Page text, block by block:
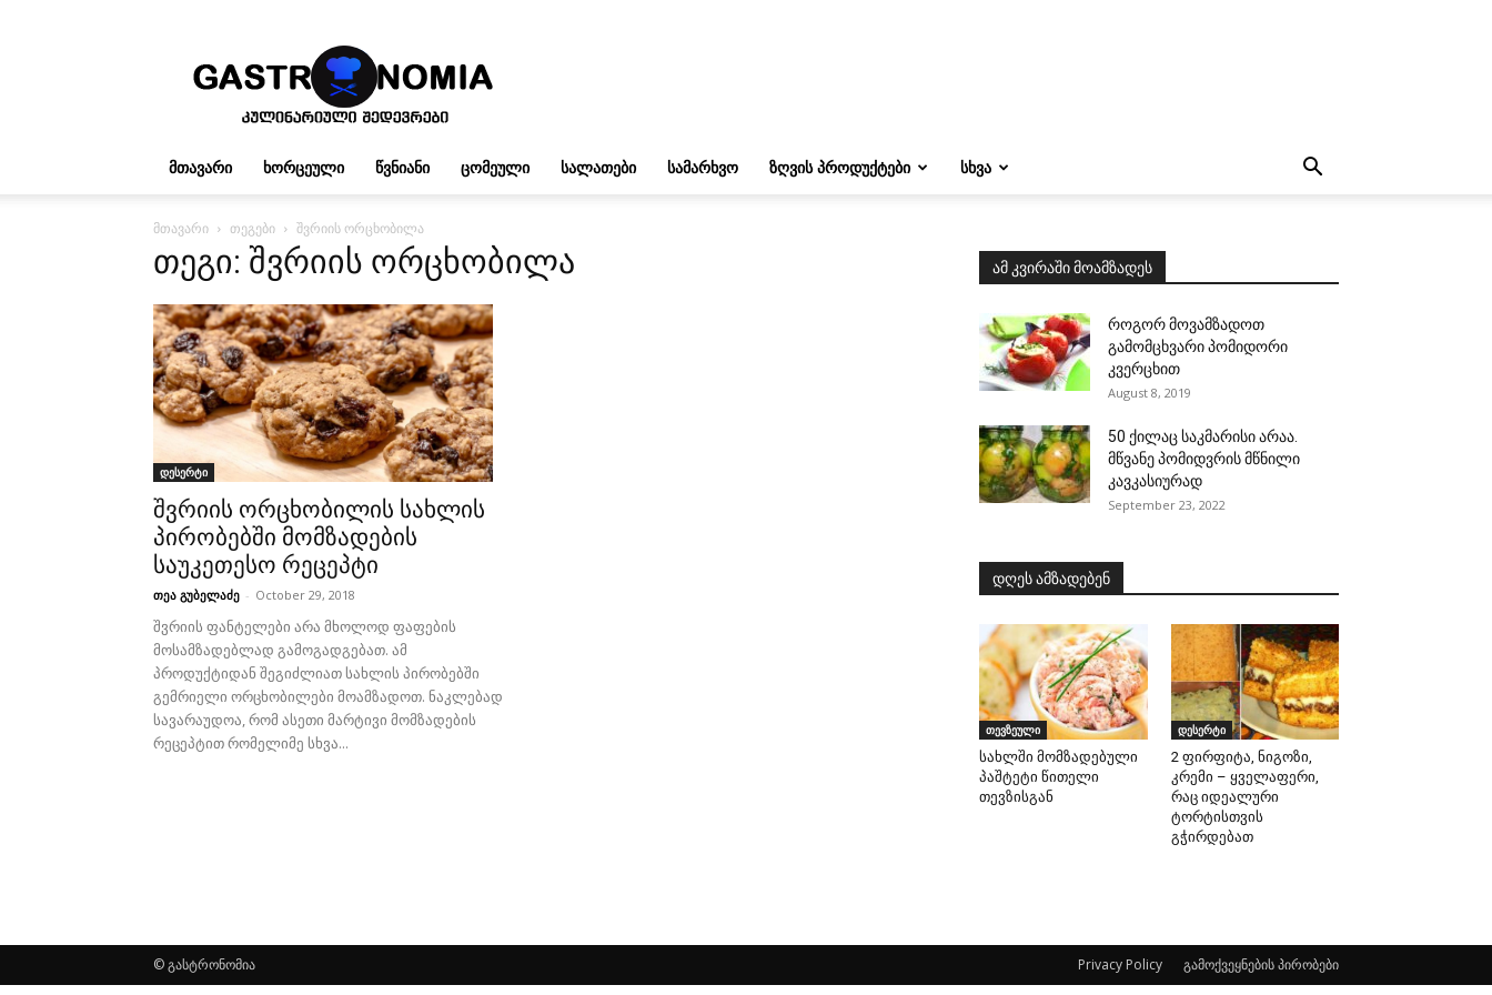
გასტრონომია
ᲛᲗᲐᲕᲐᲠᲘ ᲮᲝᲠᲪᲔᲣᲚᲘ ᲬᲕᲜᲘᲐᲜᲘ ᲪᲝᲛᲔᲣᲚᲘ ᲡᲐᲚᲐᲗᲔᲑᲘ ᲡᲐᲛᲐᲠᲮᲕᲝ ᲖᲦᲕᲘᲡ ᲞᲠᲝᲓᲣᲥᲢᲔᲑᲘ ᲡᲮᲕᲐ
მთავარი თეგები შვრიის ორცხობილა
თეგი: შვრიის ორცხობილა
დესერტი
შვრიის ორცხობილის სახლის
პირობებში მომზადების
საუკეთესო რეცეპტი
თეა გუბელაძე - October 29, 2018
შვრიის ფანტელები არა მხოლოდ ფაფების
მოსამზადებლად გამოგადგებათ. ამ
პროდუქტიდან შეგიძლიათ სახლის პირობებში
გემრიელი ორცხობილები მოამზადოთ. ნაკლებად
სავარაუდოა, რომ ასეთი მარტივი მომზადების
რეცეპტით რომელიმე სხვა...
ამ კვირაში მოამზადეს
როგორ მოვამზადოთ
გამომცხვარი პომიდორი
კვერცხით
August 8, 2019
50 ქილაც საკმარისი არაა.
მწვანე პომიდვრის მწნილი
კავკასიურად
September 23, 2022
დღეს ამზადებენ
თევზეული
სახლში მომზადებული
პაშტეტი წითელი
თევზისგან
დესერტი
2 ფირფიტა, ნიგოზი,
კრემი – ყველაფერი,
რაც იდეალური
ტორტისთვის
გჭირდებათ
Privacy Policy გამოქვეყნების პირობები
© გასტრონომია